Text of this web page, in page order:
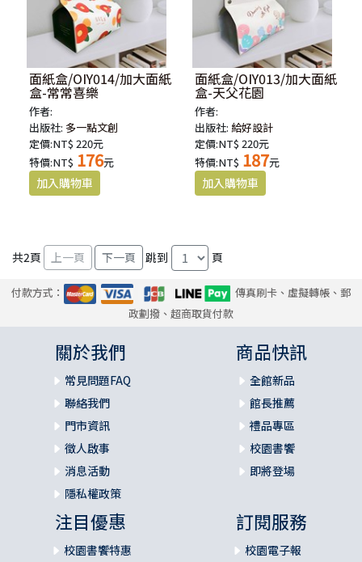
面紙盒/OIY014/加大面紙
盒-常常喜樂
作者:
出版社: 多一點文創
定價:NT$ 220元
特價:NT$ 176元
面紙盒/OIY013/加大面紙
盒-天父花園
作者:
出版社: 給好設計
定價:NT$ 220元
特價:NT$ 187元
共2頁 跳到 頁
付款方式：
傳真刷卡、虛擬轉帳、郵
政劃撥、超商取貨付款
關於我們
常見問題FAQ
聯絡我們
門市資訊
徵人啟事
消息活動
隱私權政策
商品快訊
全館新品
館長推薦
禮品專區
校園書饗
即將登場
注目優惠
校園書饗特惠
訂閱服務
校園電子報